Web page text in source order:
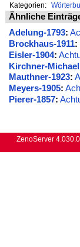
Kategorien:
Ähnliche
Adelung-1793:
Brockhaus-1911:
Eisler-1904:
Kirchner-
Mauthner-1923:
Meyers-1905:
Pierer-1857:
ZenoServer